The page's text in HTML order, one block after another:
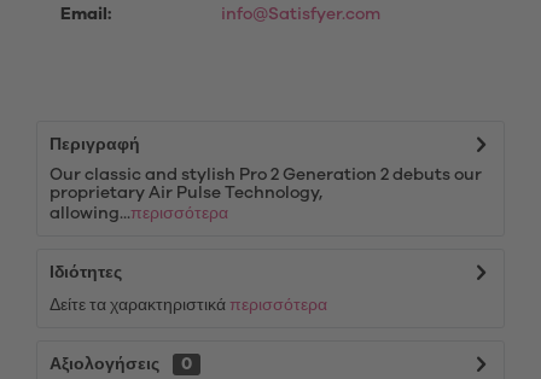
Email:
info@Satisfyer.com
Περιγραφή
Our classic and stylish Pro 2 Generation 2 debuts our
proprietary Air Pulse Technology,
allowing...περισσότερα
Ιδιότητες
Δείτε τα χαρακτηριστικά περισσότερα
Αξιολογήσεις
0